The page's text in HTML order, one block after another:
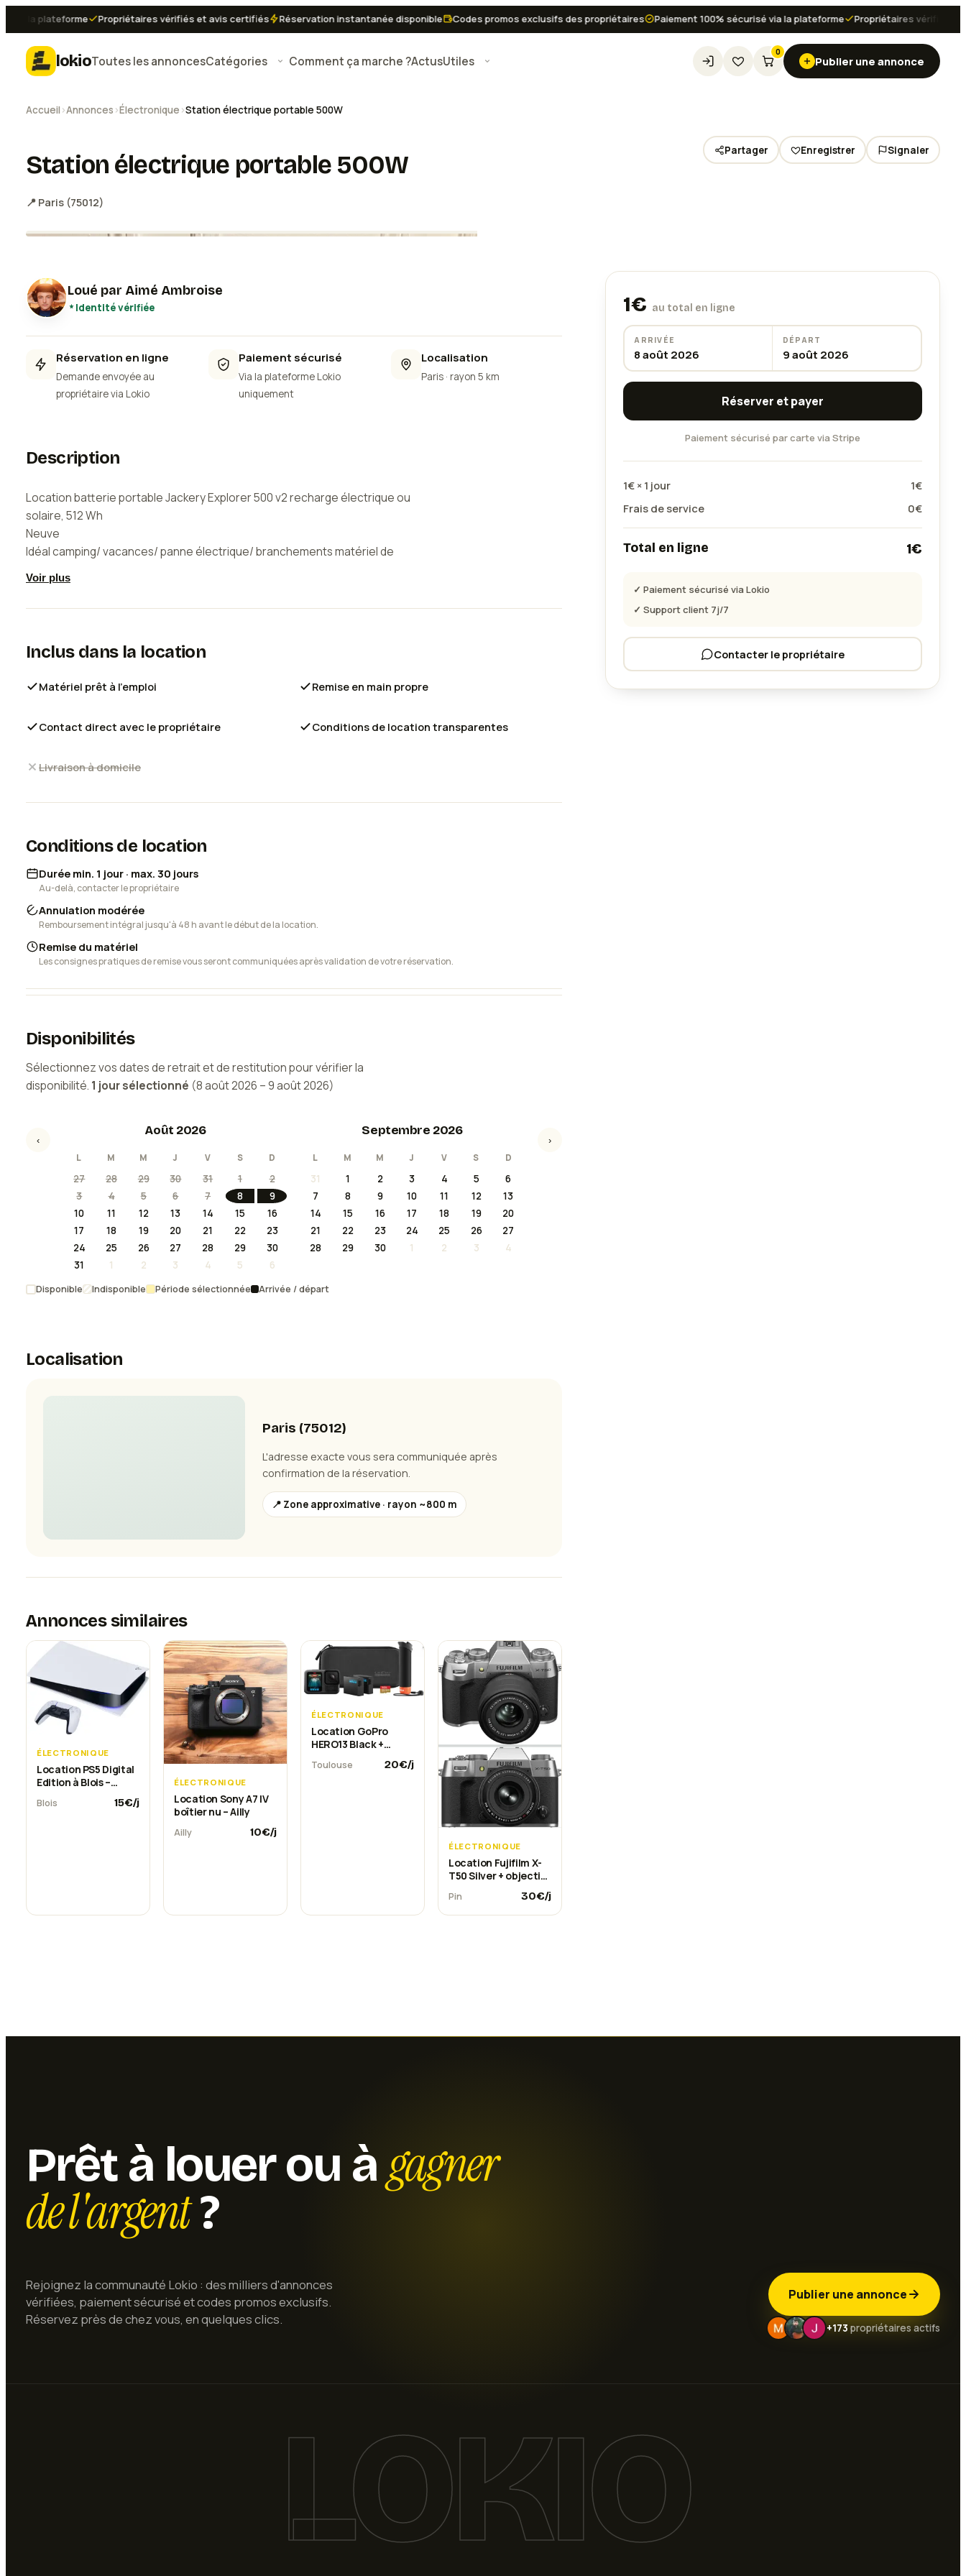
la plateforme Propriétaires vérifiés et avis certifiés Réservation instantanée disponible Codes promos exclusifs des propriétaires Paiement 100% sécurisé via la plateforme Propriétaires vérifiés et avis
lokioToutes les annoncesCatégories Comment ça marche ?ActusUtiles
0
Publier une annonce
Accueil ›Annonces ›Électronique ›Station électrique portable 500W
Station électrique portable 500W
📍 Paris (75012)
Partager Enregistrer Signaler
Loué par Aimé Ambroise
Identité vérifiée
Réservation en ligne
Demande envoyée au
propriétaire via Lokio
Paiement sécurisé
Via la plateforme Lokio
uniquement
Localisation
Paris· rayon 5 km
Description
Location batterie portable Jackery Explorer 500 v2 recharge électrique ou
solaire, 512 Wh
Neuve
Idéal camping/ vacances/ panne électrique/ branchements matériel de
Equipée e 6 ports de sortir, peut alimenter plusieurs appareils simultanément:
téléphones, ordinateurs portables, lampes e camping ou réfrigérateiur
Charge de 0 a 100% en une heure
1 journée: 30€
5 jours: 110€
14 jours: 240€
Voir plus
Inclus dans la location
Matériel prêt à l'emploi Remise en main propre
Contact direct avec le propriétaire Conditions de location transparentes
Livraison à domicile
Conditions de location
Durée min. 1 jour · max. 30 jours
Au-delà, contacter le propriétaire
Annulation modérée
Remboursement intégral jusqu'à 48 h avant le début de la location.
Remise du matériel
Les consignes pratiques de remise vous seront communiquées après validation de votre réservation.
Disponibilités
Sélectionnez vos dates de retrait et de restitution pour vérifier la
disponibilité. 1 joursélectionné (8 août 2026 –9 août 2026)
‹
Août 2026
L M M J V S D
27 28 29 30 31 1
2
3
4 5 6 7 8
9
10
11 12 13 14 15
16
17
18 19 20 21 22
23
24
25 26 27 28 29
30
31
1 2 3 4 5 6
Septembre 2026
L M M J V S D
31 1 2 3 4 5
6
7
8 9 10 11 12
13
14
15 16 17 18 19
20
21
22 23 24 25 26
27
28
29 30 1 2 3 4
›
Disponible Indisponible Période sélectionnée Arrivée / départ
Localisation
Paris (75012)
L'adresse exacte vous sera communiquée après
confirmation de la réservation.
📍 Zone approximative · rayon ~800 m
Annonces similaires
ÉLECTRONIQUE
Location PS5 Digital
Edition à Blois –
inclus
Blois 15€/j
ÉLECTRONIQUE
Location Sony A7 IV
boîtier nu – Ailly
Ailly 10€/j
ÉLECTRONIQUE
Location GoPro
HERO13 Black +
Toulouse
Toulouse 20€/j
ÉLECTRONIQUE
Location Fujifilm X-
T50 Silver + objectif
Pin 30€/j
1€ au total en ligne
ARRIVÉE
8 août 2026
DÉPART
9 août 2026
Réserver et payer
Paiement sécurisé par carte via Stripe
1€ × 1 jour 1€
Frais de service
0€
Total en ligne 1€
✓ Paiement sécurisé via Lokio
✓ Support client 7j/7
Contacter le propriétaire
Prêt à louer ou àgagner
de l'argent?
Rejoignez la communauté Lokio : des milliers d'annonces
vérifiées, paiement sécurisé et codes promos exclusifs.
Réservez près de chez vous, en quelques clics.
Publier une annonce
+173 propriétaires actifs
LOKIO